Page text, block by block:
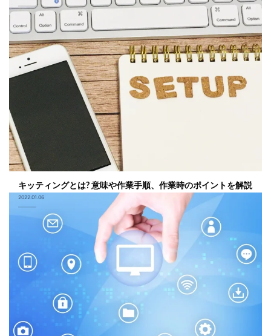
キッティングとは? 意味や作業手順、作業時のポイントを解説
2022.01.06